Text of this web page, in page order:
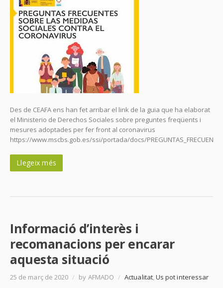
Des de CEAFA ens han fet arribar el link de la guia que ha elaborat
el Ministerio de Derechos Sociales sobre preguntes freqüents i
mesures adoptades per fer front al coronavirus
https://www.mscbs.gob.es/ssi/portada/docs/
Llegeix més
Informació d’interès i
recomanacions per encarar
aquesta situació
25 de març de 2020 / by AFMADO / Actualitat,Us pot interessar